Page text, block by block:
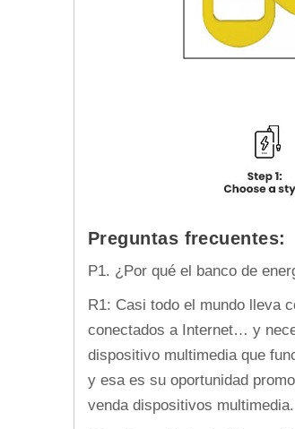
Preguntas frecuentes:
P1. ¿Por qué el banco de
R1: Casi todo el mundo lleva
conectados a Internet… y
dispositivo multimedia que
y esa es su oportunidad
venda dispositivos multimedia.